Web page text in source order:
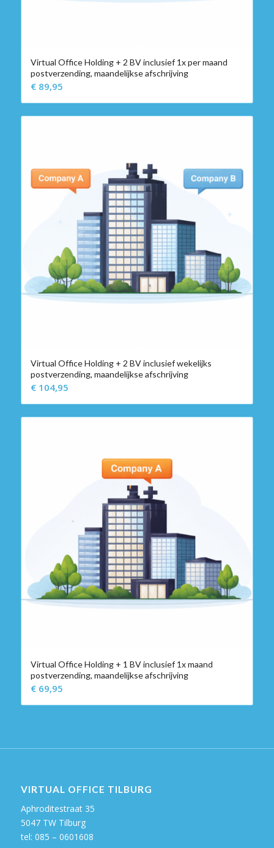
Virtual Office Holding + 2 BV inclusief 1x per maand
postverzending, maandelijkse afschrijving
€89,95
Virtual Office Holding + 2 BV inclusief wekelijks
postverzending, maandelijkse afschrijving
€104,95
Virtual Office Holding + 1 BV inclusief 1x maand
postverzending, maandelijkse afschrijving
€69,95
VIRTUAL OFFICE TILBURG
Aphroditestraat 35
5047 TW Tilburg
tel: 085 – 0601608